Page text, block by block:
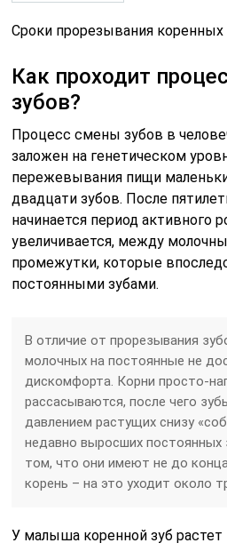
Сроки прорезывания коренных
Как проходит
зубов?
Процесс смены зубов в
заложен на генетическом
пережевывания пищи
двадцати зубов. После
начинается период активного
увеличивается, между
промежутки, которые
постоянными зубами.
В отличие от прорезывания
молочных на постоянные не
дискомфорта. Корни просто-
рассасываются, после чего
давлением растущих снизу
недавно выросших постоянных
том, что они имеют не до
корень – на это уходит около
У малыша коренной зуб